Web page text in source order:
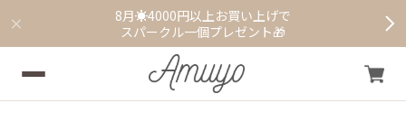
8月☀️4000円以上お買い上げで
スパークル一個プレゼント🎁